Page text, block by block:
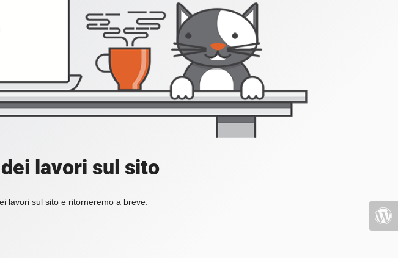
lavori sul sito
lavori sul sito e ritorneremo a breve.